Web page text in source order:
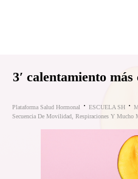
3′ calentamiento más
Plataforma Salud Hormonal ESCUELA SH
Secuencia De Movilidad, Respiraciones Y Mucho